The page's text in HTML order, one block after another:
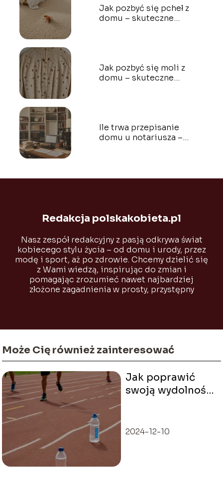
Jak pozbyć się pcheł z
domu – skuteczne
Jak pozbyć się moli z
domu – skuteczne
Ile trwa przepisanie
domu u notariusza –
Redakcja polskakobieta.pl
Nasz zespół redakcyjny z pasją odkrywa świat
kobiecego stylu życia – od domu i urody, przez
modę i sport, aż po zdrowie. Chcemy dzielić się
z Wami wiedzą, inspirując do zmian i
pomagając zrozumieć nawet najbardziej
złożone zagadnienia w prosty, przystępny
Może Cię również zainteresować
Jak poprawić
swoją wydolność
2024-12-10